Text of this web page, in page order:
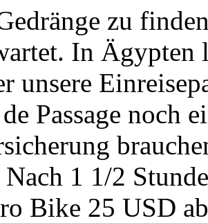
zu
In Ägypten
unsere
Passage noch
1 1/2
Bike 25 USD